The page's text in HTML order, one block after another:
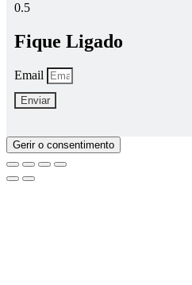
Fique Ligado
Email
Enviar
Gerir o consentimento